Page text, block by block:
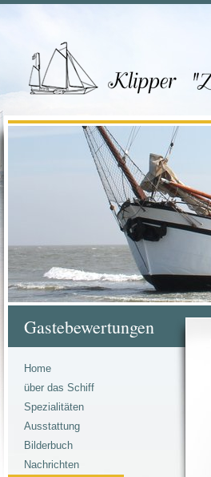
Gastebewertungen
Home
über das Schiff
Spezialitäten
Ausstattung
Bilderbuch
Nachrichten